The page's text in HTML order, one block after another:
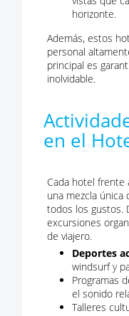
horizonte.
Además, estos
personal
principal es
inolvidable.
en el
Cada hotel frente
una mezcla única
todos los gustos.
excursiones
de viajero.
Deportes
windsurf y
Programas
el sonido
Talleres